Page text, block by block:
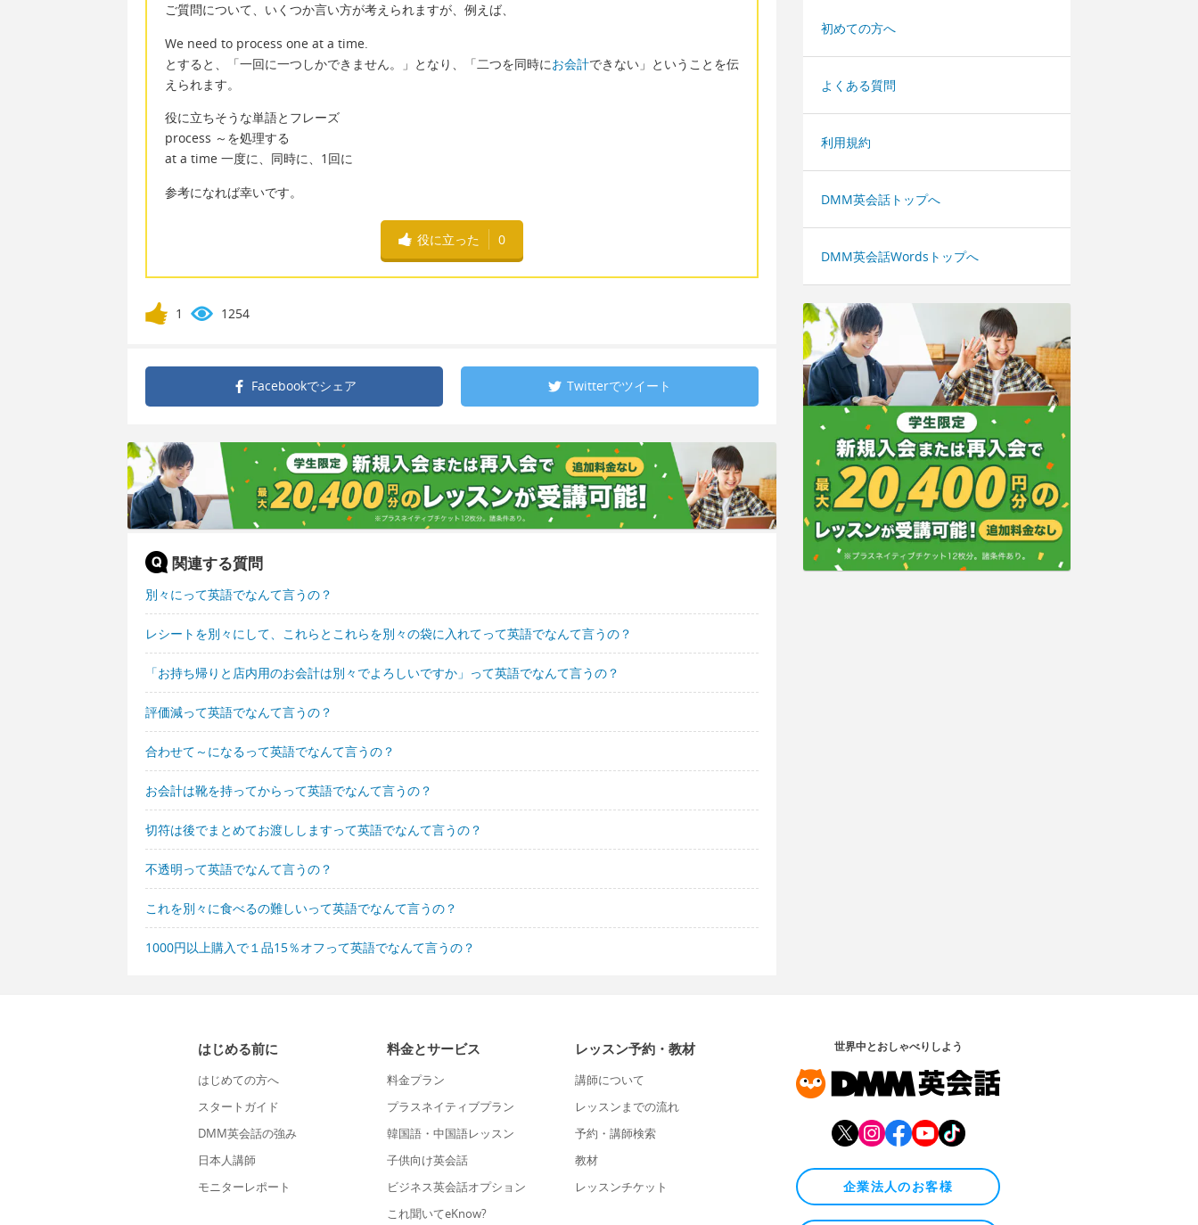
ご質問について、いくつか言い方が考えられますが、例えば、
We need to process one at a time.
とすると、「一回に一つしかできません。」となり、「二つを同時にお会計できない」ということを伝
えられます。
役に立ちそうな単語とフレーズ
process ～を処理する
at a time 一度に、同時に、1回に
参考になれば幸いです。
役に立った 0
1 1254
Facebookでシェア Twitterでツイート
関連する質問
別々にって英語でなんて言うの？
レシートを別々にして、これらとこれらを別々の袋に入れてって英語でなんて言うの？
「お持ち帰りと店内用のお会計は別々でよろしいですか」って英語でなんて言うの？
評価減って英語でなんて言うの？
合わせて～になるって英語でなんて言うの？
お会計は靴を持ってからって英語でなんて言うの？
切符は後でまとめてお渡ししますって英語でなんて言うの？
不透明って英語でなんて言うの？
これを別々に食べるの難しいって英語でなんて言うの？
1000円以上購入で１品15％オフって英語でなんて言うの？
初めての方へ
よくある質問
利用規約
DMM英会話トップへ
DMM英会話Wordsトップへ
はじめる前に
はじめての方へ
スタートガイド
DMM英会話の強み
日本人講師
モニターレポート
料金とサービス
料金プラン
プラスネイティブプラン
韓国語・中国語レッスン
子供向け英会話
ビジネス英会話オプション
これ聞いてeKnow?
レッスン予約・教材
講師について
レッスンまでの流れ
予約・講師検索
教材
レッスンチケット
世界中とおしゃべりしよう
企業法人のお客様